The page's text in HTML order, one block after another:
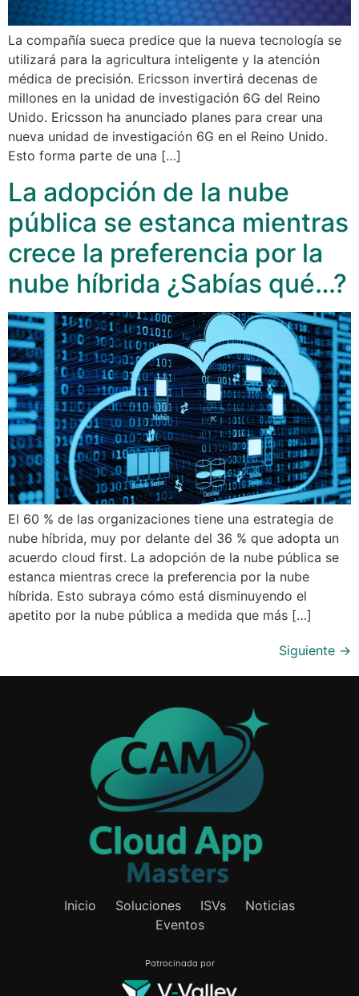
La compañía sueca predice que la nueva tecnología se
utilizará para la agricultura inteligente y la atención
médica de precisión. Ericsson invertirá decenas de
millones en la unidad de investigación 6G del Reino
Unido. Ericsson ha anunciado planes para crear una
nueva unidad de investigación 6G en el Reino Unido.
Esto forma parte de una […]
La adopción de la nube
pública se estanca mientras
crece la preferencia por la
nube híbrida ¿Sabías qué…?
El 60 % de las organizaciones tiene una estrategia de
nube híbrida, muy por delante del 36 % que adopta un
acuerdo cloud first. La adopción de la nube pública se
estanca mientras crece la preferencia por la nube
híbrida. Esto subraya cómo está disminuyendo el
apetito por la nube pública a medida que más […]
Siguiente →
Inicio Soluciones ISVs
Noticias
Eventos
Patrocinada por